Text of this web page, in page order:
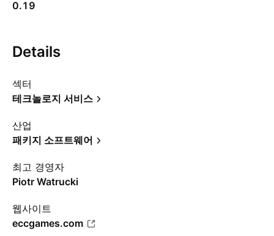
0.19
Details
섹터
테크놀로지 서비스
산업
패키지 소프트웨어
최고 경영자
Piotr Watrucki
웹사이트
eccgames.com